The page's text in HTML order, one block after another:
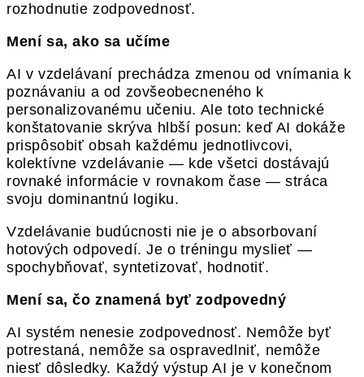
rozhodnutie zodpovednosť.
Mení sa, ako sa učíme
AI v vzdelávaní prechádza zmenou od vnímania k
poznávaniu a od zovšeobecneného k
personalizovanému učeniu. Ale toto technické
konštatovanie skrýva hlbší posun: keď AI dokáže
prispôsobiť obsah každému jednotlivcovi,
kolektívne vzdelávanie — kde všetci dostávajú
rovnaké informácie v rovnakom čase — stráca
svoju dominantnú logiku.
Vzdelávanie budúcnosti nie je o absorbovaní
hotových odpovedí. Je o tréningu myslieť —
spochybňovať, syntetizovať, hodnotiť.
Mení sa, čo znamená byť zodpovedný
AI systém nenesie zodpovednosť. Nemôže byť
potrestaná, nemôže sa ospravedlniť, nemôže
niesť dôsledky. Každý výstup AI je v konečnom